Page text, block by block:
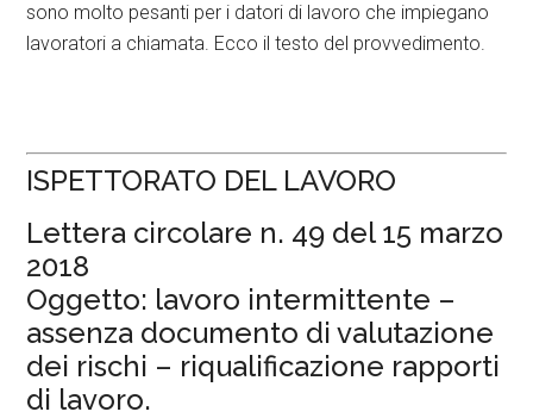
sono molto pesanti per i datori di lavoro che impiegano
lavoratori a chiamata. Ecco il testo del provvedimento.
ISPETTORATO DEL LAVORO
Lettera circolare n. 49 del 15 marzo
2018
Oggetto: lavoro intermittente –
assenza documento di valutazione
dei rischi – riqualificazione rapporti
di lavoro.